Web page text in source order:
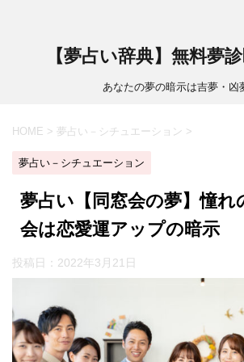
【夢占い辞典】無料夢
あなたの夢の暗示は吉夢・凶
HOME > 夢占い－シチュエーション >
夢占い－シチュエーション
夢占い【同窓会の夢】憧れ
会は恋愛運アップの暗示
投稿日： 2022年3月21日